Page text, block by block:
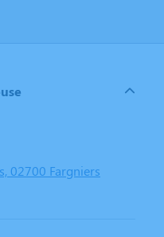
02700 Fargniers